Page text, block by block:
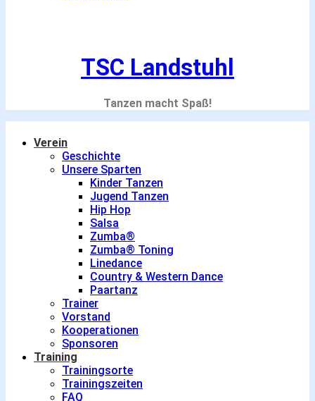
TSC Landstuhl
Tanzen macht Spaß!
Verein
Geschichte
Unsere Sparten
Kinder Tanzen
Jugend Tanzen
Hip Hop
Salsa
Zumba®
Zumba® Toning
Linedance
Country & Western Dance
Paartanz
Trainer
Vorstand
Kooperationen
Sponsoren
Training
Trainingsorte
Trainingszeiten
FAQ